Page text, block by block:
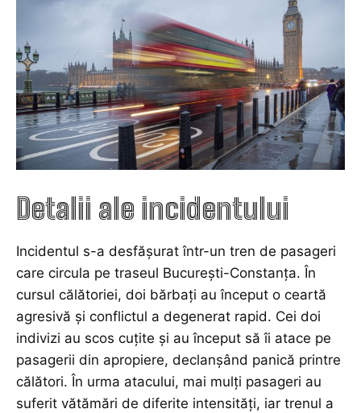
Detalii ale incidentului
Incidentul s-a desfășurat într-un tren de pasageri
care circula pe traseul București-Constanța. În
cursul călătoriei, doi bărbați au început o ceartă
agresivă și conflictul a degenerat rapid. Cei doi
indivizi au scos cuțite și au început să îi atace pe
pasagerii din apropiere, declanșând panică printre
călători. În urma atacului, mai mulți pasageri au
suferit vătămări de diferite intensități, iar trenul a